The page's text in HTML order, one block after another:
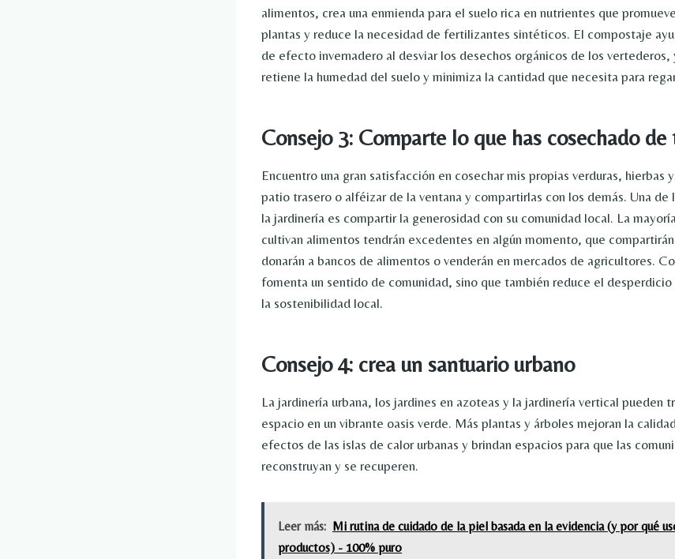
alimentos, crea una enmienda para el suelo rica en nutrientes que
plantas y reduce la necesidad de fertilizantes sintéticos. El compostaje
de efecto invernadero al desviar los desechos orgánicos de los vertederos,
retiene la humedad del suelo y minimiza la cantidad que necesita para
Consejo 3: Comparte lo que has cosechado
Encuentro una gran satisfacción en cosechar mis propias verduras, hierbas
patio trasero o alféizar de la ventana y compartirlas con los demás. Una de
la jardinería es compartir la generosidad con su comunidad local. La
cultivan alimentos tendrán excedentes en algún momento, que
donarán a bancos de alimentos o venderán en mercados de agricultores.
fomenta un sentido de comunidad, sino que también reduce el
la sostenibilidad local.
Consejo 4: crea un santuario urbano
La jardinería urbana, los jardines en azoteas y la jardinería vertical pueden
espacio en un vibrante oasis verde. Más plantas y árboles mejoran la
efectos de las islas de calor urbanas y brindan espacios para que las
reconstruyan y se recuperen.
Leer más: Mi rutina de cuidado de la piel basada en la evidencia (y por qué
productos) - 100% puro